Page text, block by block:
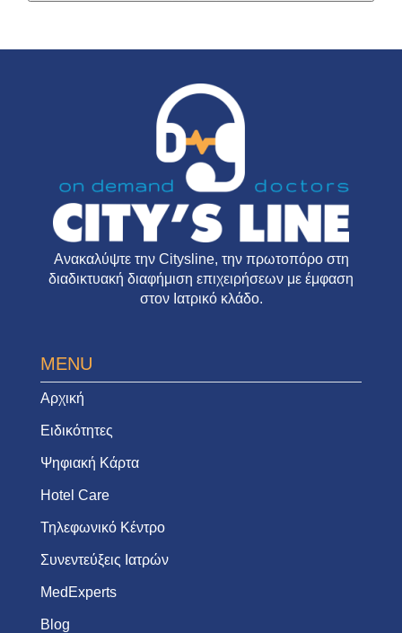
Ανακαλύψτε την Citysline, την πρωτοπόρο στη
διαδικτυακή διαφήμιση επιχειρήσεων με έμφαση
στον Ιατρικό κλάδο.
MENU
Αρχική
Ειδικότητες
Ψηφιακή Κάρτα
Hotel Care
Τηλεφωνικό Κέντρο
Συνεντεύξεις Ιατρών
MedExperts
Blog